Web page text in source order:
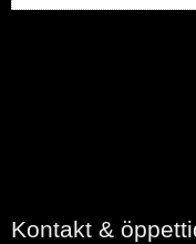
Kontakt &